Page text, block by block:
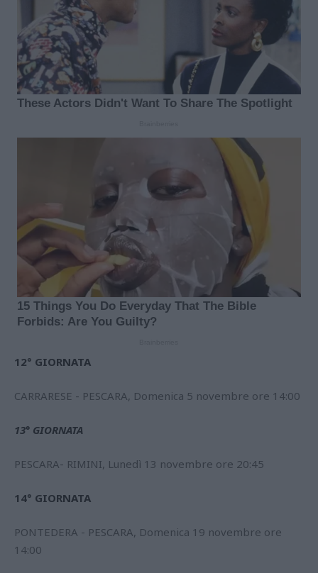
12° GIORNATA
CARRARESE - PESCARA, Domenica 5 novembre ore 14:00
13° GIORNATA
PESCARA- RIMINI, Lunedì 13 novembre ore 20:45
14° GIORNATA
PONTEDERA - PESCARA, Domenica 19 novembre ore
14:00